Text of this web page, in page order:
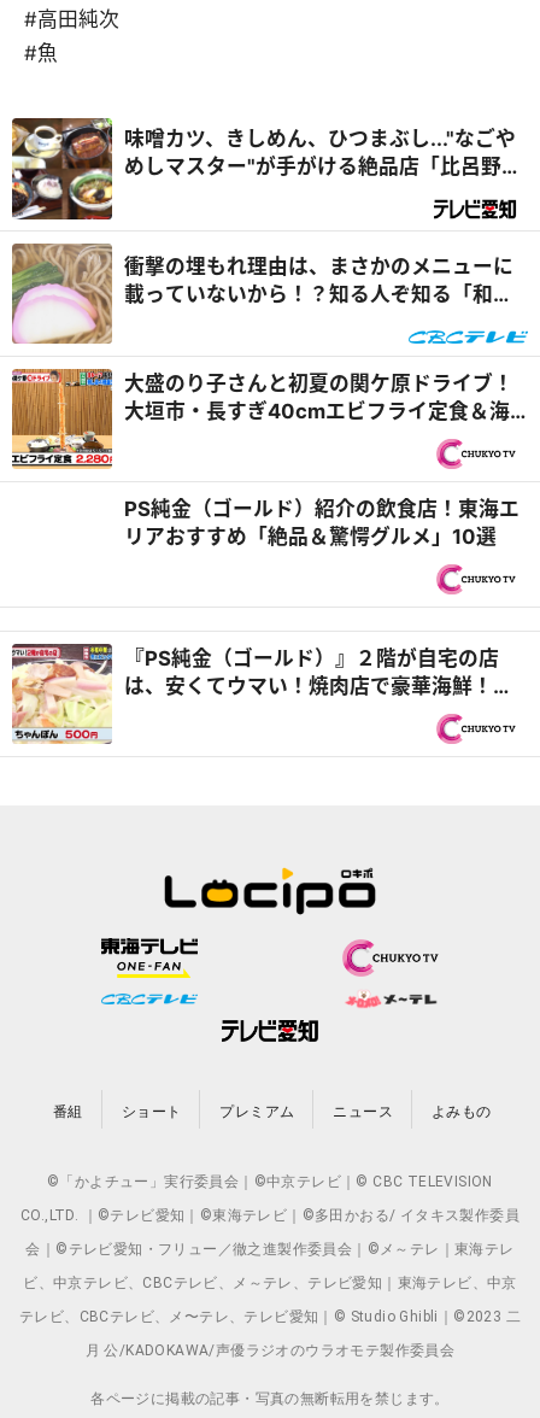
#高田純次
#魚
味噌カツ、きしめん、ひつまぶし..."なごや
めしマスター"が手がける絶品店「比呂野」
衝撃の埋もれ理由は、まさかのメニューに
載っていないから！？知る人ぞ知る「和食
らそば【松】」って？『チャント！』
大盛のり子さんと初夏の関ケ原ドライブ！
大垣市・長すぎ40cmエビフライ定食＆海
津市・飛騨牛中華食べ放題！？『PS純金
PS純金（ゴールド）紹介の飲食店！東海エ
リアおすすめ「絶品＆驚愕グルメ」10選
『PS純金（ゴールド）』２階が自宅の店
は、安くてウマい！焼肉店で豪華海鮮！？
番組 ショート プレミアム ニュース よみもの
©「かよチュー」実行委員会｜©中京テレビ｜© CBC TELEVISION
CO.,LTD. ｜©テレビ愛知｜©東海テレビ｜©多田かおる/ イタキス製作委員
会｜©テレビ愛知・フリュー／徹之進製作委員会｜©メ～テレ｜東海テレ
ビ、中京テレビ、CBCテレビ、メ～テレ、テレビ愛知｜東海テレビ、中京
テレビ、CBCテレビ、メ〜テレ、テレビ愛知｜© Studio Ghibli｜©2023 二
月 公/KADOKAWA/声優ラジオのウラオモテ製作委員会
各ページに掲載の記事・写真の無断転用を禁じます。